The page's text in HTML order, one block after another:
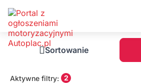
Sortowanie
Aktywne filtry: 2